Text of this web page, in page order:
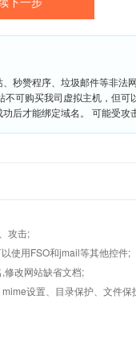
秒赞程序、垃圾邮件等非
可购买我司虚拟主机，但可
后才能绑定域名。 可能受攻
攻击;
使用FSO和jmail等其他控件;
修改网站缺省文档;
设置、目录保护、文件